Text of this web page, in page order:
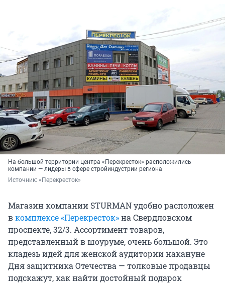
На большой территории центра «Перекресток» расположились
компании — лидеры в сфере стройиндустрии региона
Источник: «Перекресток»
Магазин компании STURMAN удобно расположен
вкомплексе «Перекресток»на Свердловском
проспекте, 32/3. Ассортимент товаров,
представленный в шоуруме, очень большой. Это
кладезь идей для женской аудитории накануне
Дня защитника Отечества — толковые продавцы
подскажут, как найти достойный подарок